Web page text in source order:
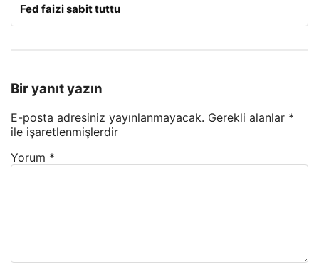
Fed faizi sabit tuttu
Bir yanıt yazın
E-posta adresiniz yayınlanmayacak. Gerekli alanlar *
ile işaretlenmişlerdir
Yorum *